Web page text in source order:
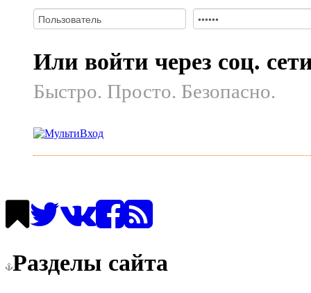
Или войти через соц.
Быстро. Просто. Безопасно.
Разделы сайта